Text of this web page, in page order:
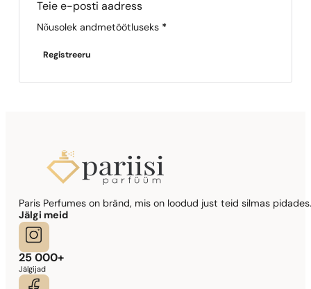
Section
Nõusolek andmetöötluseks *
Registreeru
Paris Perfumes on bränd, mis on loodud just teid silmas
Jälgi meid
25 000+
Jälgijad